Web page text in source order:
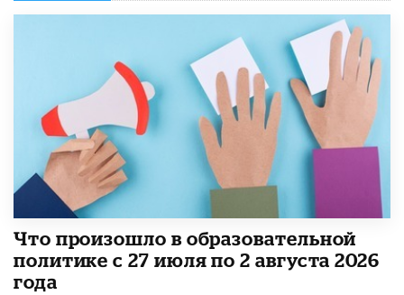
​Что произошло в образовательной
политике с 27 июля по 2 августа 2026
года